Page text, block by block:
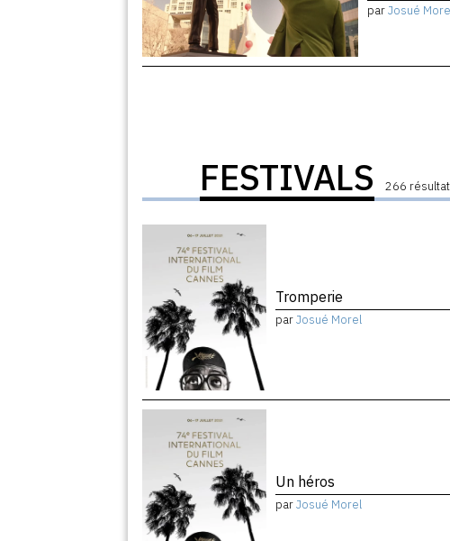
parJosué
FESTIVALS 266
Tromperie
parJosué Morel
Un héros
parJosué Morel